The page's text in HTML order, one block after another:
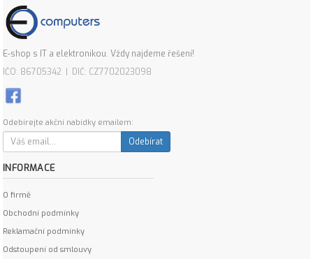
E-shop s IT a elektronikou. Vždy najdeme řešení!
IČO: 86705342 | DIČ: CZ7702023098
Odebírejte akční nabídky emailem:
Odebírat
INFORMACE
O firmě
Obchodní podmínky
Reklamační podmínky
Odstoupení od smlouvy